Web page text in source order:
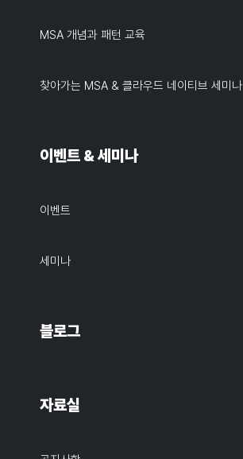
MSA 개념과 패턴 교육
찾아가는 MSA & 클라우드 네이티브 세미나
이벤트 & 세미나
이벤트
세미나
블로그
자료실